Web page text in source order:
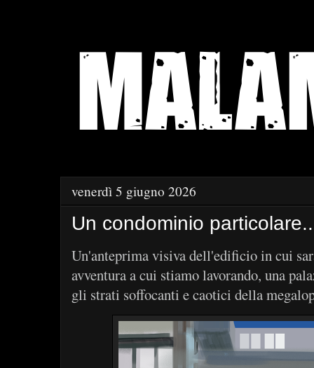
venerdì 5 giugno 2026
Un condominio
Un'anteprima visiva dell'edificio in cui
avventura a cui stiamo lavorando, una
gli strati soffocanti e caotici della